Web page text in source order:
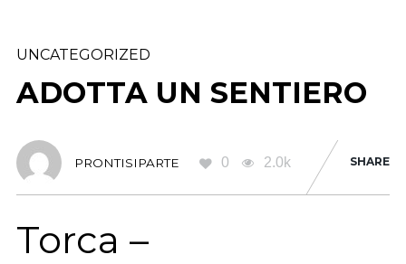
UNCATEGORIZED
ADOTTA UN SENTIERO
PRONTISIPARTE 0 2.0k SHARE
Torca –